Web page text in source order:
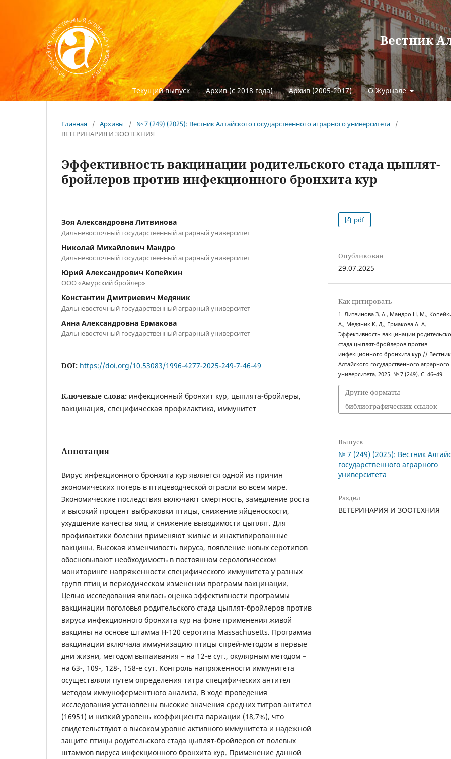
Вестник
Текущий выпуск Архив (с 2018 года) Архив (2005-2017) О Журнале
Главная / Архивы / № 7 (249) (2025): Вестник Алтайского государственного аграрного университета
/
ВЕТЕРИНАРИЯ И ЗООТЕХНИЯ
Эффективность вакцинации родительского стада цыплят-
бройлеров против инфекционного бронхита кур
Зоя Александровна Литвинова
Дальневосточный государственный аграрный университет
Николай Михайлович Мандро
Дальневосточный государственный аграрный университет
Юрий Александрович Копейкин
ООО «Амурский бройлер»
Константин Дмитриевич Медяник
Дальневосточный государственный аграрный университет
Анна Александровна Ермакова
Дальневосточный государственный аграрный университет
DOI: https://doi.org/10.53083/1996-4277-2025-249-7-46-49
Ключевые слова: инфекционный бронхит кур, цыплята-бройлеры,
вакцинация, специфическая профилактика, иммунитет
Аннотация
Вирус инфекционного бронхита кур является одной из причин
экономических потерь в птицеводческой отрасли во всем мире.
Экономические последствия включают смертность, замедление роста
и высокий процент выбраковки птицы, снижение яйценоскости,
ухудшение качества яиц и снижение выводимости цыплят. Для
профилактики болезни применяют живые и инактивированные
вакцины. Высокая изменчивость вируса, появление новых серотипов
обосновывают необходимость в постоянном серологическом
мониторинге напряженности специфического иммунитета у разных
групп птиц и периодическом изменении программ вакцинации.
Целью исследования явилась оценка эффективности программы
вакцинации поголовья родительского стада цыплят-бройлеров против
вируса инфекционного бронхита кур на фоне применения живой
вакцины на основе штамма H-120 серотипа Massachusetts. Программа
вакцинации включала иммунизацию птицы спрей-методом в первые
дни жизни, методом выпаивания – на 12-е сут., окулярным методом –
на 63-, 109-, 128-, 158-е сут. Контроль напряженности иммунитета
осуществляли путем определения титра специфических антител
методом иммуноферментного анализа. В ходе проведения
исследования установлены высокие значения средних титров антител
(16951) и низкий уровень коэффициента вариации (18,7%), что
свидетельствуют о высоком уровне активного иммунитета и надежной
защите птицы родительского стада цыплят-бройлеров от полевых
штаммов вируса инфекционного бронхита кур. Применение данной
pdf
Опубликован
29.07.2025
Как цитировать
1. Литвинова З. А., Мандро Н. М.,
А., Медяник К. Д., Ермакова А. А.
Эффективность вакцинации
стада цыплят-бройлеров против
инфекционного бронхита кур // Вестник
Алтайского государственного аграрного
университета. 2025. № 7 (249). С. 46–49.
Другие форматы
библиографических ссылок
Выпуск
№ 7 (249) (2025): Вестник
государственного аграрного
университета
Раздел
ВЕТЕРИНАРИЯ И ЗООТЕХНИЯ